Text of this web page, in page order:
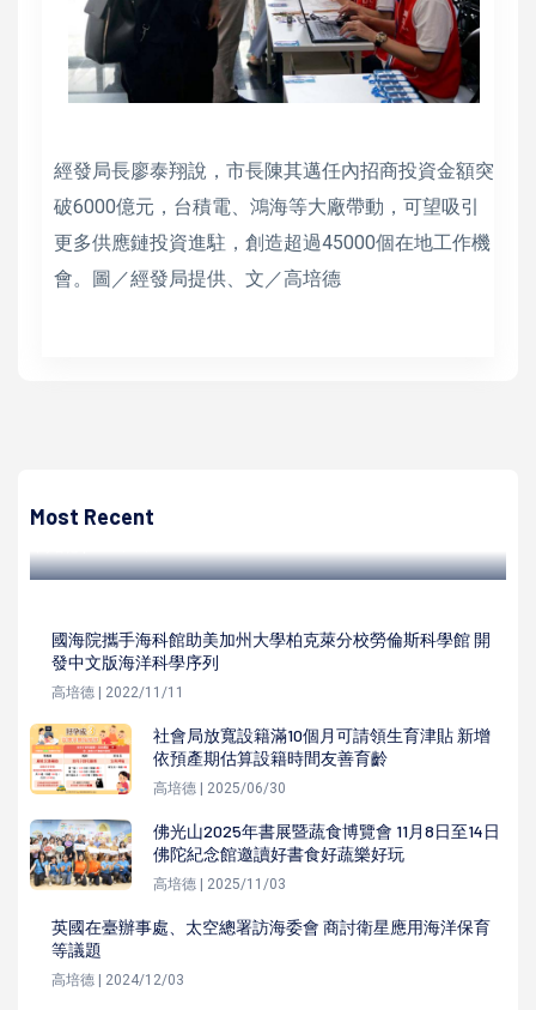
經發局長廖泰翔說，市長陳其邁任內招商投資金額突
破6000億元，台積電、鴻海等大廠帶動，可望吸引
更多供應鏈投資進駐，創造超過45000個在地工作機
會。圖／經發局提供、文／高培德
Most Recent
部屬廣納各界建言
國海院攜手海科館助美加州大學柏克萊分校勞倫斯科學館 開
發中文版海洋科學序列
高培德 | 2022/11/11
社會局放寬設籍滿10個月可請領生育津貼 新增
依預產期估算設籍時間友善育齡
高培德 | 2025/06/30
佛光山2025年書展暨蔬食博覽會 11月8日至14日
佛陀紀念館邀讀好書食好蔬樂好玩
高培德 | 2025/11/03
英國在臺辦事處、太空總署訪海委會 商討衛星應用海洋保育
等議題
高培德 | 2024/12/03